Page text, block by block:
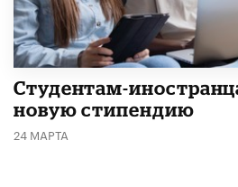
Студентам-
новую стипендию
24 МАРТА